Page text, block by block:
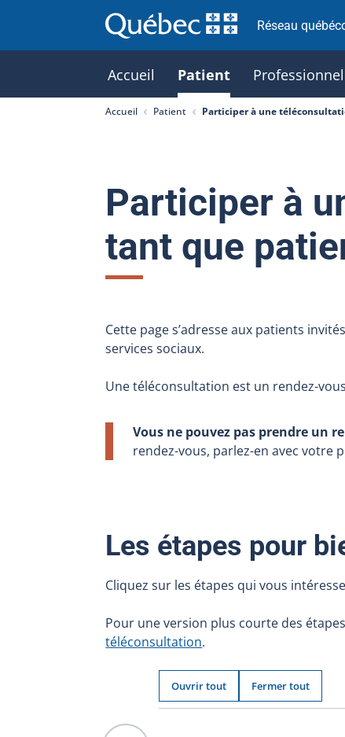
Réseau
Accueil Patient Professionnel
Accueil Patient Participer à une
Participer à
tant que
Cette page s’adresse aux patients
services sociaux.
Une téléconsultation est un rendez-
Vous ne pouvez pas prendre un
rendez-vous, parlez-en avec votre
Les étapes pour
Cliquez sur les étapes qui vous
Pour une version plus courte des
téléconsultation.
Ouvrir tout Fermer tout